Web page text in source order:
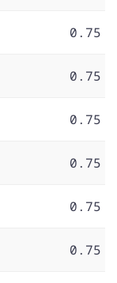
0.75
0.75
0.75
0.75
0.75
0.75